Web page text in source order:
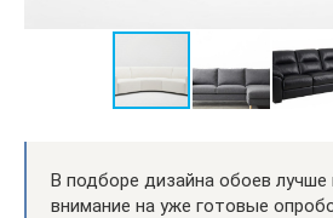
В подборе дизайна обоев
внимание на уже готовые